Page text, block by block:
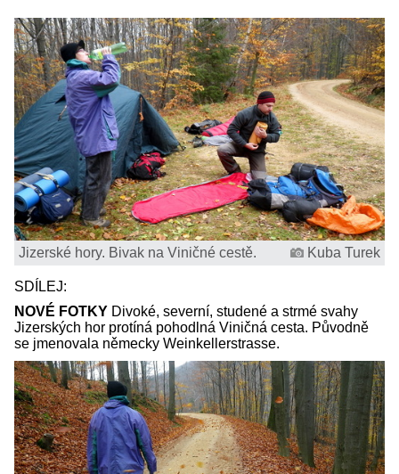
Jizerské hory. Bivak na Viničné cestě. Kuba Turek
SDÍLEJ:
NOVÉ FOTKY Divoké, severní, studené a strmé svahy
Jizerských hor protíná pohodlná Viničná cesta. Původně
se jmenovala německy Weinkellerstrasse.